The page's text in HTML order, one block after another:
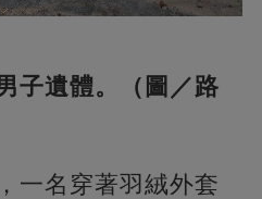
子遺體。（圖／路
一名穿著羽絨外套